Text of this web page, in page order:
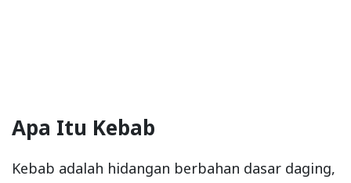
Apa Itu Kebab
Kebab adalah hidangan berbahan dasar daging,